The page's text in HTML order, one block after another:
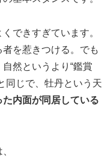
できすぎています。
を惹きつける。でも
然というより“鑑賞
同じで、牡丹という天
内面が同居している